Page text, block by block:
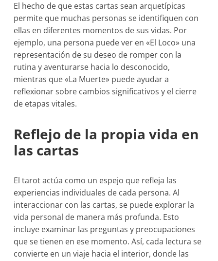
El hecho de que estas cartas sean arquetípicas
permite que muchas personas se identifiquen con
ellas en diferentes momentos de sus vidas. Por
ejemplo, una persona puede ver en «El Loco» una
representación de su deseo de romper con la
rutina y aventurarse hacia lo desconocido,
mientras que «La Muerte» puede ayudar a
reflexionar sobre cambios significativos y el cierre
de etapas vitales.
Reflejo de la propia vida en
las cartas
El tarot actúa como un espejo que refleja las
experiencias individuales de cada persona. Al
interaccionar con las cartas, se puede explorar la
vida personal de manera más profunda. Esto
incluye examinar las preguntas y preocupaciones
que se tienen en ese momento. Así, cada lectura se
convierte en un viaje hacia el interior, donde las